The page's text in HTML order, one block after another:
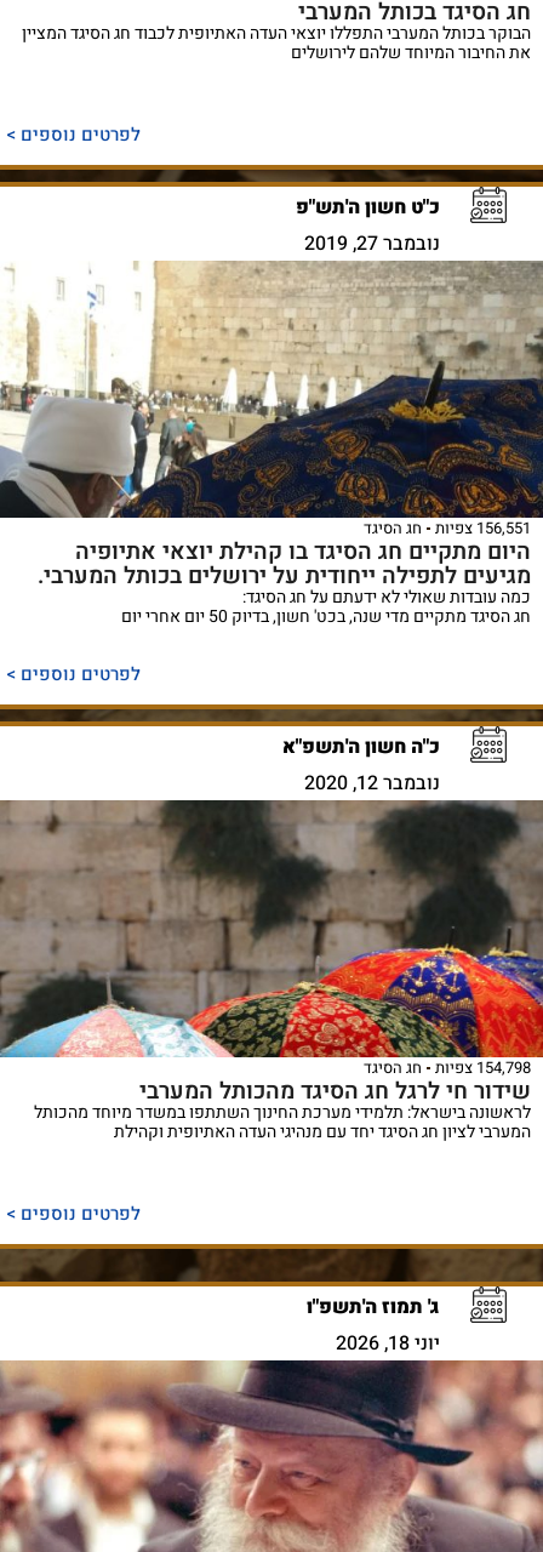
חג הסיגד בכותל המערבי
הבוקר בכותל המערבי התפללו יוצאי העדה האתיופית לכבוד חג הסיגד המציין
את החיבור המיוחד שלהם לירושלים
לפרטים נוספים >
כ"ט חשון ה'תש"פ
נובמבר 27, 2019
156,551 צפיות חג הסיגד
היום מתקיים חג הסיגד בו קהילת יוצאי אתיופיה
מגיעים לתפילה ייחודית על ירושלים בכותל המערבי.
כמה עובדות שאולי לא ידעתם על חג הסיגד:
חג הסיגד מתקיים מדי שנה, בכט' חשון, בדיוק 50 יום אחרי יום
לפרטים נוספים >
כ"ה חשון ה'תשפ"א
נובמבר 12, 2020
154,798 צפיות חג הסיגד
שידור חי לרגל חג הסיגד מהכותל המערבי
לראשונה בישראל: תלמידי מערכת החינוך השתתפו במשדר מיוחד מהכותל
המערבי לציון חג הסיגד יחד עם מנהיגי העדה האתיופית וקהילת
לפרטים נוספים >
ג' תמוז ה'תשפ"ו
יוני 18, 2026